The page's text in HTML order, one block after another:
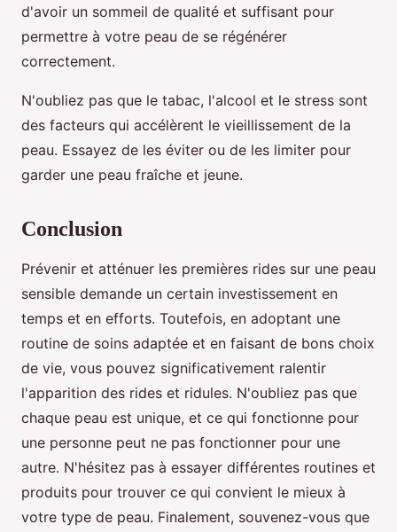
d'avoir un sommeil de qualité et suffisant pour
permettre à votre peau de se régénérer
correctement.
N'oubliez pas que le tabac, l'alcool et le stress sont
des facteurs qui accélèrent le vieillissement de la
peau. Essayez de les éviter ou de les limiter pour
garder une peau fraîche et jeune.
Conclusion
Prévenir et atténuer les premières rides sur une peau
sensible demande un certain investissement en
temps et en efforts. Toutefois, en adoptant une
routine de soins adaptée et en faisant de bons choix
de vie, vous pouvez significativement ralentir
l'apparition des rides et ridules. N'oubliez pas que
chaque peau est unique, et ce qui fonctionne pour
une personne peut ne pas fonctionner pour une
autre. N'hésitez pas à essayer différentes routines et
produits pour trouver ce qui convient le mieux à
votre type de peau. Finalement, souvenez-vous que